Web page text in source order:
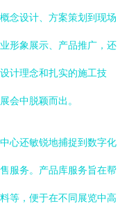
念设计、方案策划到现场
形象展示、产品推广，还
计理念和扎实的施工技
会中脱颖而出。
心还敏锐地捕捉到数字化
服务。产品库服务旨在帮
等，便于在不同展览中高